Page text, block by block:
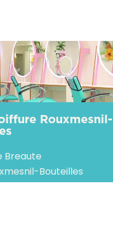
Rouxmesnil-
Breaute
Bouteilles